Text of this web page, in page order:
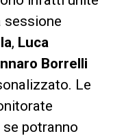
sessione
, Luca
Borrelli
Le
potranno